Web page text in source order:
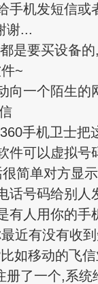
机发短信或
谢...
是要买设备的
~
一个陌生的
手机卫士把
可以虚拟号
简单对方显
号码给别人
人用你的手
近有没有收
如移动的飞
册了一个,系统